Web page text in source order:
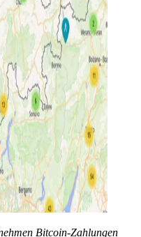
Bitcoin-Zahlungen